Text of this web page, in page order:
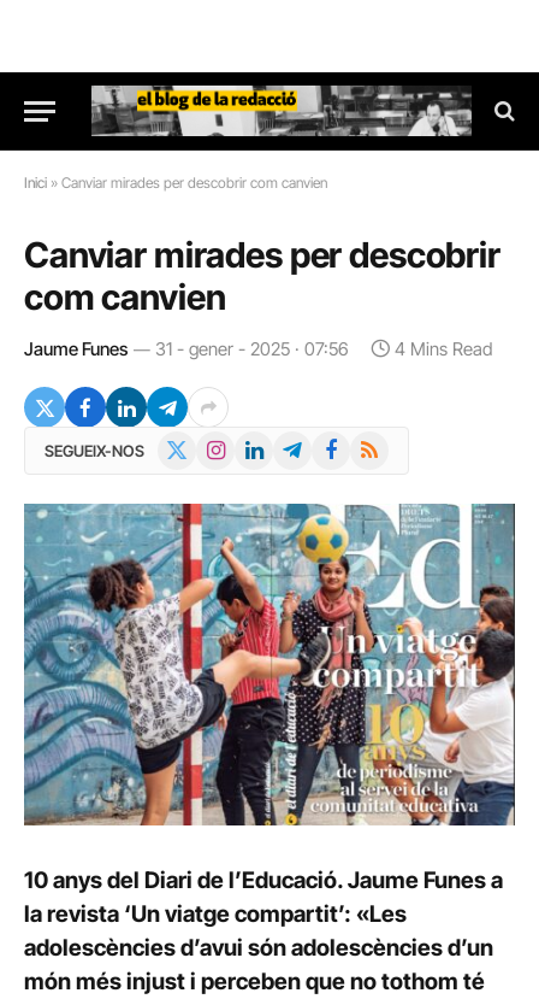
Inici » Canviar mirades per descobrir com canvien
Canviar mirades per descobrir
com canvien
Jaume Funes 31 - gener - 2025 · 07:56 4 Mins Read
SEGUEIX-NOS InstagramLinkedInTelegramFacebook
RSS
10 anys del Diari de l’Educació. Jaume Funes a
la revista ‘Un viatge compartit’: «Les
adolescències d’avui són adolescències d’un
món més injust i perceben que no tothom té